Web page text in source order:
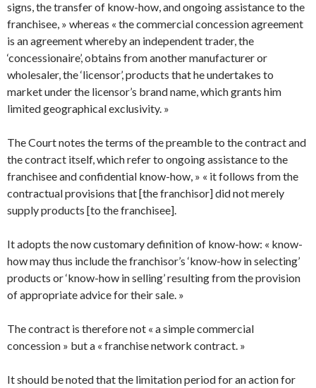
signs, the transfer of know-how, and ongoing assistance to the
franchisee, » whereas « the commercial concession agreement
is an agreement whereby an independent trader, the
‘concessionaire’, obtains from another manufacturer or
wholesaler, the ‘licensor’, products that he undertakes to
market under the licensor’s brand name, which grants him
limited geographical exclusivity. »
The Court notes the terms of the preamble to the contract and
the contract itself, which refer to ongoing assistance to the
franchisee and confidential know-how, » « it follows from the
contractual provisions that [the franchisor] did not merely
supply products [to the franchisee].
It adopts the now customary definition of know-how: « know-
how may thus include the franchisor’s ‘know-how in selecting’
products or ‘know-how in selling’ resulting from the provision
of appropriate advice for their sale. »
The contract is therefore not « a simple commercial
concession » but a « franchise network contract. »
It should be noted that the limitation period for an action for